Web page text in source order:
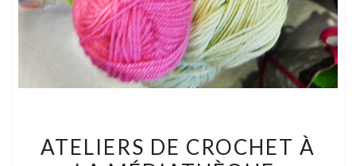
DE
ATELIERS DE CROCHET À